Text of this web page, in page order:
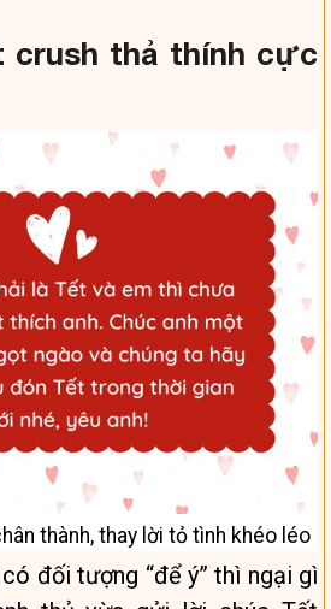
crush thả thính cực
thành, thay lời tỏ tình khéo léo
đối tượng “để ý” thì ngại gì